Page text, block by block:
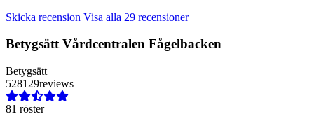
Skicka recension Visa alla 29 recensioner
BetygsättVårdcentralen Fågelbacken
Betygsätt
5281 29reviews
81 röster